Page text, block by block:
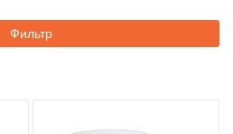
Фильтр